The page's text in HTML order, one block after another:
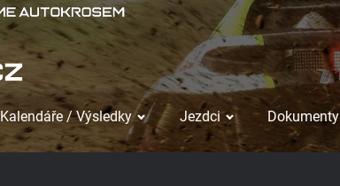
Kalendáře / Výsledky Jezdci Dokumenty